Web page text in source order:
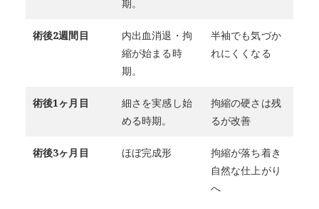
期。
術後2週間目
内出血消退・拘
縮が始まる時
期。
半袖でも気づか
れにくくなる
術後1ヶ月目
細さを実感し始
める時期。
拘縮の硬さは残
るが改善
術後3ヶ月目 ほぼ完成形
拘縮が落ち着き
自然な仕上がり
へ